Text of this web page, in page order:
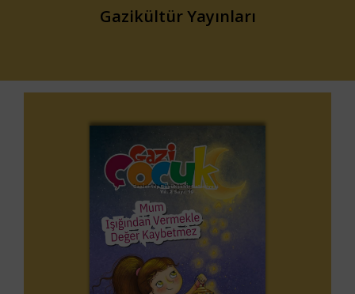
Gazikültür Yayınları